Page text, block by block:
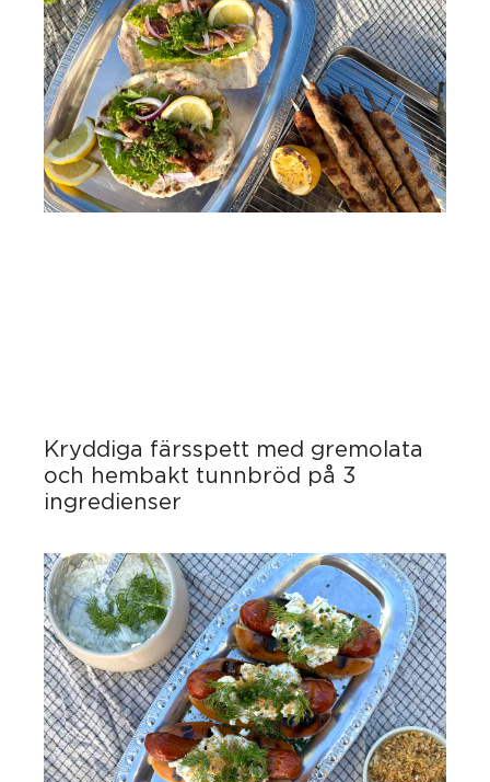
Kryddiga färsspett med gremolata
och hembakt tunnbröd på 3
ingredienser